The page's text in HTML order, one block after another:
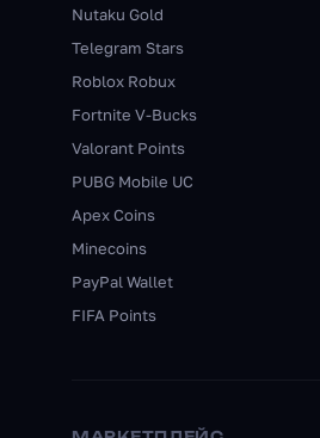
Nutaku Gold
Telegram Stars
Roblox Robux
Fortnite V-Bucks
Valorant Points
PUBG Mobile UC
Apex Coins
Minecoins
PayPal Wallet
FIFA Points